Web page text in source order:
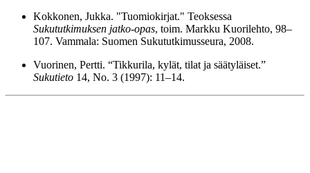
Kokkonen, Jukka. "Tuomiokirjat." Teoksessa
Sukututkimuksen jatko-opas, toim. Markku Kuorilehto, 98–
107. Vammala: Suomen Sukututkimusseura, 2008.
Vuorinen, Pertti. “Tikkurila, kylät, tilat ja säätyläiset.”
Sukutieto 14, No. 3 (1997): 11–14.